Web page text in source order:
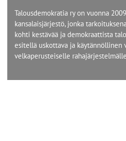
Talousdemokratia ry on vuonna
kansalaisjärjestö, jonka
kohti kestävää ja demokraattista
esitellä uskottava ja käytännöllinen
velkaperusteiselle